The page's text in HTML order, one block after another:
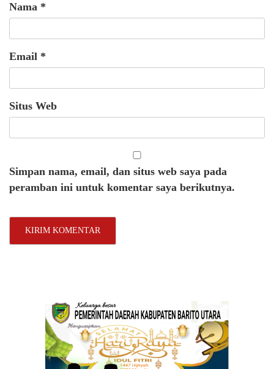
Nama *
Email *
Situs Web
Simpan nama, email, dan situs web saya pada
peramban ini untuk komentar saya berikutnya.